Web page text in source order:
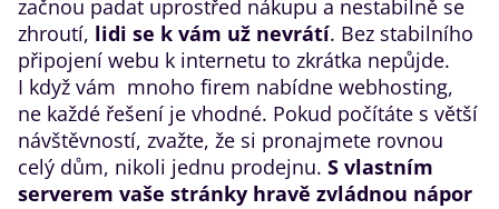
začnou padat uprostřed nákupu a nestabilně se
zhroutí, lidi se k vám už nevrátí. Bez stabilního
připojení webu k internetu to zkrátka nepůjde.
I když vám mnoho firem nabídne webhosting,
ne každé řešení je vhodné. Pokud počítáte s větší
návštěvností, zvažte, že si pronajmete rovnou
celý dům, nikoli jednu prodejnu. S vlastním
serverem vaše stránky hravě zvládnou nápor